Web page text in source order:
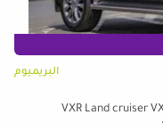
البريميوم